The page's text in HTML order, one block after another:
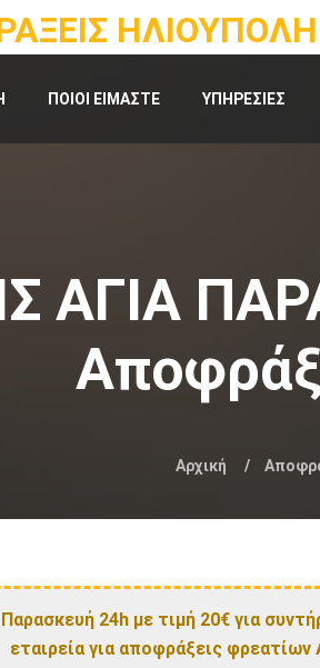
ΗΛΙΟΥΠΟΛΗ
ΠΟΙΟΙ ΕΙΜΑΣΤΕ ΥΠΗΡΕΣΙΕΣ
ΑΓΙΑ
Αρχική
24h με τιμή 20€ για
εταιρεία για αποφράξεις